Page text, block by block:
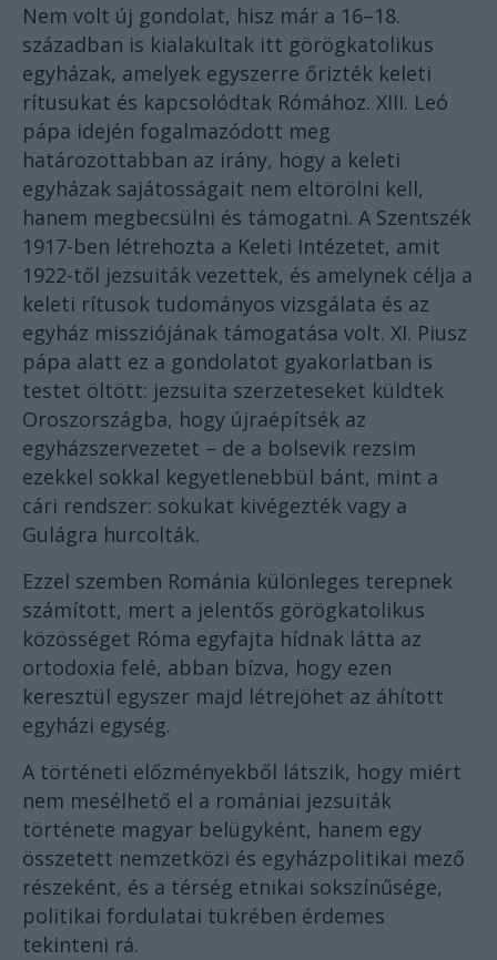
Nem volt új gondolat, hisz már a 16–18.
században is kialakultak itt görögkatolikus
egyházak, amelyek egyszerre őrizték keleti
rítusukat és kapcsolódtak Rómához. XIII. Leó
pápa idején fogalmazódott meg
határozottabban az irány, hogy a keleti
egyházak sajátosságait nem eltörölni kell,
hanem megbecsülni és támogatni. A Szentszék
1917-ben létrehozta a Keleti Intézetet, amit
1922-től jezsuiták vezettek, és amelynek célja a
keleti rítusok tudományos vizsgálata és az
egyház missziójának támogatása volt. XI. Piusz
pápa alatt ez a gondolatot gyakorlatban is
testet öltött: jezsuita szerzeteseket küldtek
Oroszországba, hogy újraépítsék az
egyházszervezetet – de a bolsevik rezsim
ezekkel sokkal kegyetlenebbül bánt, mint a
cári rendszer: sokukat kivégezték vagy a
Gulágra hurcolták.
Ezzel szemben Románia különleges terepnek
számított, mert a jelentős görögkatolikus
közösséget Róma egyfajta hídnak látta az
ortodoxia felé, abban bízva, hogy ezen
keresztül egyszer majd létrejöhet az áhított
egyházi egység.
A történeti előzményekből látszik, hogy miért
nem mesélhető el a romániai jezsuiták
története magyar belügyként, hanem egy
összetett nemzetközi és egyházpolitikai mező
részeként, és a térség etnikai sokszínűsége,
politikai fordulatai tükrében érdemes
tekinteni rá.